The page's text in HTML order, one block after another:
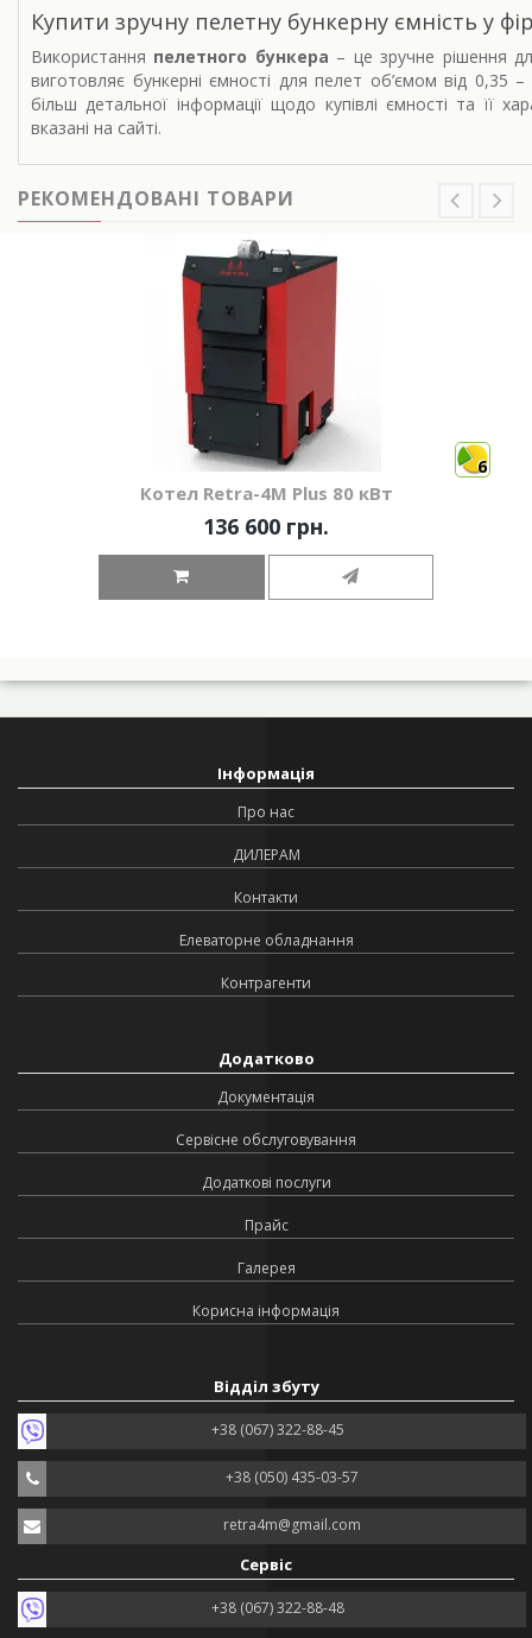
Купити зручну пелетну бункерну ємність у
Використання пелетного бункера – це зручне рішення
виготовляє бункерні ємності для пелет об’ємом від 0,35
більш детальної інформації щодо купівлі ємності та її
вказані на сайті.
РЕКОМЕНДОВАНІ ТОВАРИ
6
Котел Retra-4М Plus 80 кВт
136 600 грн.
Інформація
Про нас
ДИЛЕРАМ
Контакти
Елеваторне обладнання
Контрагенти
Додатково
Документація
Сервісне обслуговування
Додаткові послуги
Прайс
Галерея
Корисна інформація
Відділ збуту
+38 (067) 322-88-45
+38 (050) 435-03-57
retra4m@gmail.com
Сервіс
+38 (067) 322-88-48